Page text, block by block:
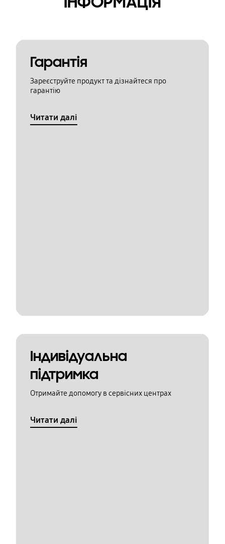
Гарантія
Зареєструйте продукт та дізнайтеся про
гарантію
Читати далі
Індивідуальна
підтримка
Отримайте допомогу в сервісних центрах
Читати далі